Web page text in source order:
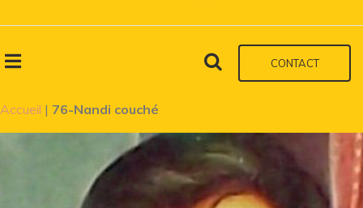
CONTACT
Accueil | 76-Nandi couché